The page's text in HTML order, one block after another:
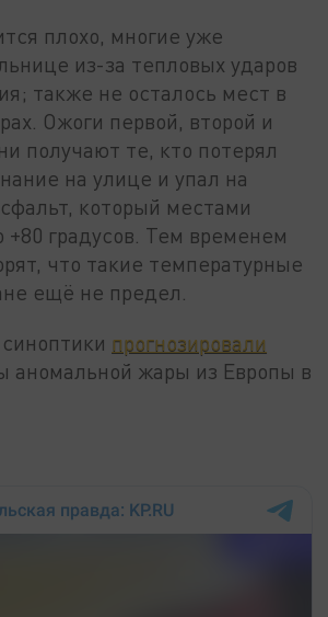
плохо, многие уже
из-за тепловых ударов
также не осталось мест в
Ожоги первой, второй и
получают те, кто потерял
на улице и упал на
который местами
+80 градусов. Тем временем
что такие температурные
ещё не предел.
прогнозировали
аномальной жары из Европы в